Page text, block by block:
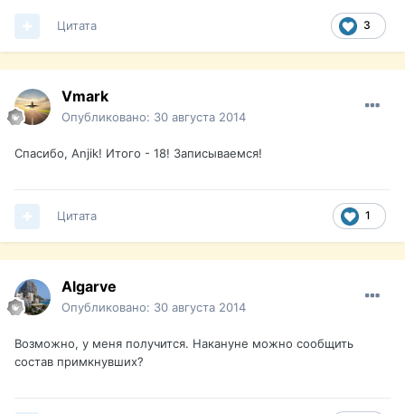
3
Цитата
Vmark
Опубликовано: 30 августа 2014
Спасибо, Anjik! Итого - 18! Записываемся!
1
Цитата
Algarve
Опубликовано: 30 августа 2014
Возможно, у меня получится. Накануне можно сообщить
состав примкнувших?